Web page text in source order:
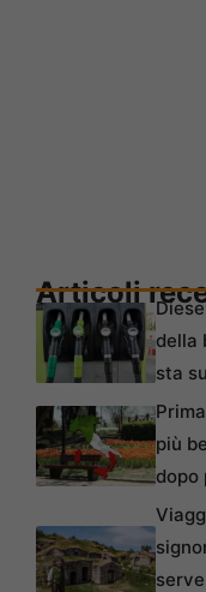
Articoli
della
sta
più
dopo